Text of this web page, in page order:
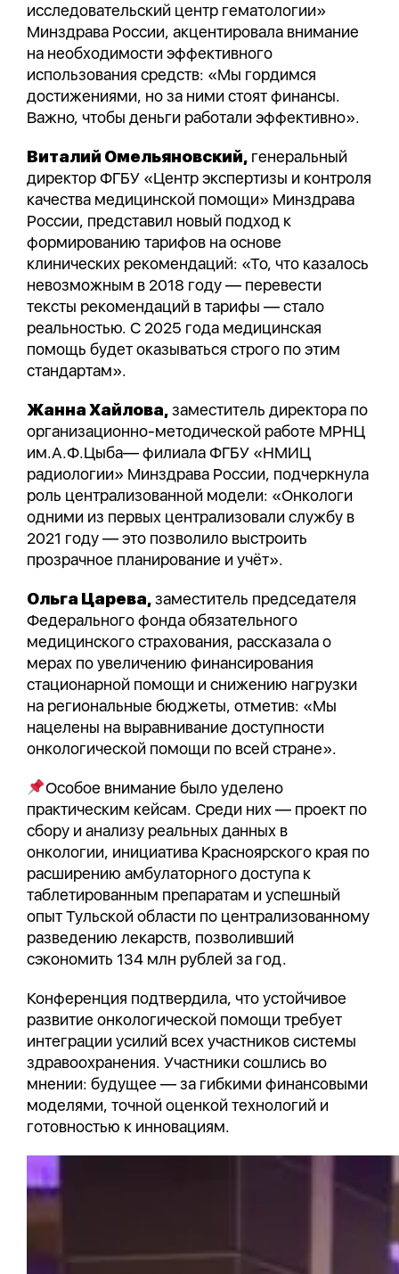
исследовательский центр гематологии»
Минздрава России, акцентировала внимание
на необходимости эффективного
использования средств: «Мы гордимся
достижениями, но за ними стоят финансы.
Важно, чтобы деньги работали эффективно».
Виталий Омельяновский, генеральный
директор ФГБУ «Центр экспертизы и контроля
качества медицинской помощи» Минздрава
России, представил новый подход к
формированию тарифов на основе
клинических рекомендаций: «То, что казалось
невозможным в 2018 году — перевести
тексты рекомендаций в тарифы — стало
реальностью. С 2025 года медицинская
помощь будет оказываться строго по этим
стандартам».
Жанна Хайлова,заместитель директора по
организационно-методической работе МРНЦ
им.А.Ф.Цыба— филиала ФГБУ «НМИЦ
радиологии» Минздрава России, подчеркнула
роль централизованной модели: «Онкологи
одними из первых централизовали службу в
2021 году — это позволило выстроить
прозрачное планирование и учёт».
Ольга Царева,заместитель председателя
Федерального фонда обязательного
медицинского страхования, рассказала о
мерах по увеличению финансирования
стационарной помощи и снижению нагрузки
на региональные бюджеты, отметив: «Мы
нацелены на выравнивание доступности
онкологической помощи по всей стране».
Особое внимание было уделено
практическим кейсам. Среди них — проект по
сбору и анализу реальных данных в
онкологии, инициатива Красноярского края по
расширению амбулаторного доступа к
таблетированным препаратам и успешный
опыт Тульской области по централизованному
разведению лекарств, позволивший
сэкономить 134 млн рублей за год.
Конференция подтвердила, что устойчивое
развитие онкологической помощи требует
интеграции усилий всех участников системы
здравоохранения. Участники сошлись во
мнении: будущее — за гибкими финансовыми
моделями, точной оценкой технологий и
готовностью к инновациям.